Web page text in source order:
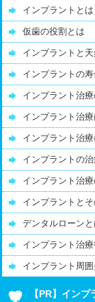
インプラントとは
仮歯の役割とは
インプラントと
インプラントの
インプラント治
インプラント治
インプラント治
インプラントの
インプラント治
インプラントと
デンタルローンと
インプラント治
インプラント周囲
【PR】イン